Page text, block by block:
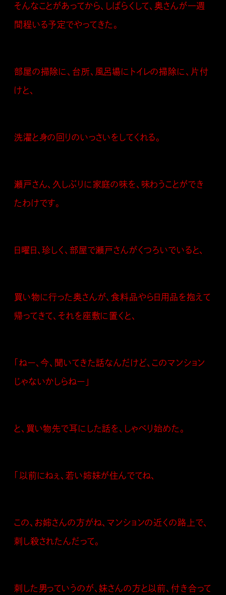
そんなことがあってから、しばらくして、奥さんが一週
間程いる予定でやってきた。
部屋の掃除に、台所、風呂場にトイレの掃除に、片付
けと、
洗濯と身の回りのいっさいをしてくれる。
瀬戸さん、久しぶりに家庭の味を、味わうことができ
たわけです。
日曜日、珍しく、部屋で瀬戸さんがくつろいでいると、
買い物に行った奥さんが、食料品やら日用品を抱えて
帰ってきて、それを座敷に置くと、
「ねー、今、聞いてきた話なんだけど、このマンション
じゃないかしらねー」
と、買い物先で耳にした話を、しゃべり始めた。
「以前にねぇ、若い姉妹が住んでてね、
この、お姉さんの方がね、マンションの近くの路上で、
刺し殺されたんだって。
刺した男っていうのが、妹さんの方と以前、付き合って